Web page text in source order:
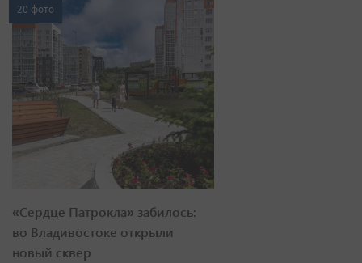
20 фото
«Сердце Патрокла» забилось:
во Владивостоке открыли
новый сквер